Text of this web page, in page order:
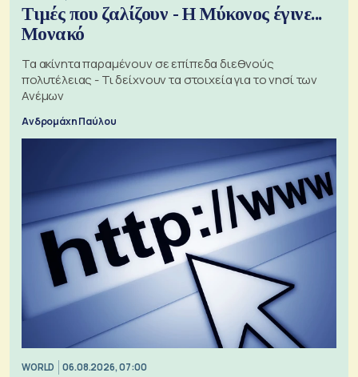
Τιμές που ζαλίζουν - Η Μύκονος έγινε...
Μονακό
Τα ακίνητα παραμένουν σε επίπεδα διεθνούς
πολυτέλειας - Τι δείχνουν τα στοιχεία για το νησί των
Ανέμων
Ανδρομάχη Παύλου
WORLD 06.08.2026, 07:00